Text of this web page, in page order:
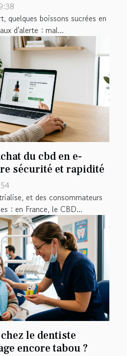
quelques boissons sucrées en
d'alerte : mal...
du cbd en e-
sécurité et rapidité
et des consommateurs
: en France, le CBD...
le dentiste
encore tabou ?